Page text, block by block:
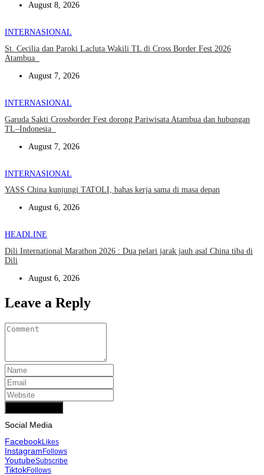
August 8, 2026
INTERNASIONAL
St. Cecilia dan Paroki Lacluta Wakili TL di Cross Border Fest 2026
Atambua
August 7, 2026
INTERNASIONAL
Garuda Sakti Crossborder Fest dorong Pariwisata Atambua dan hubungan
TL–Indonesia
August 7, 2026
INTERNASIONAL
YASS China kunjungi TATOLI, bahas kerja sama di masa depan
August 6, 2026
HEADLINE
Dili International Marathon 2026 : Dua pelari jarak jauh asal China tiba di
Dili
August 6, 2026
Leave a Reply
Social Media
FacebookLikes
InstagramFollows
YoutubeSubscribe
TiktokFollows